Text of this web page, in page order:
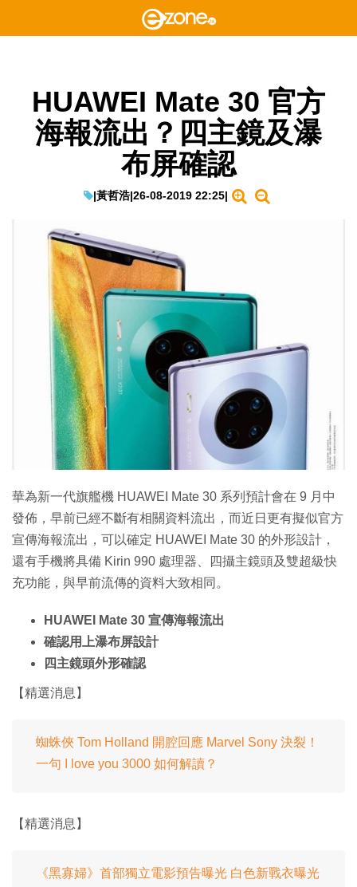
HUAWEI Mate 30 官方
海報流出？四主鏡及瀑
布屏確認
|黃哲浩|26-08-2019 22:25|
華為新一代旗艦機 HUAWEI Mate 30 系列預計會在 9 月中
發佈，早前已經不斷有相關資料流出，而近日更有擬似官方
宣傳海報流出，可以確定 HUAWEI Mate 30 的外形設計，
還有手機將具備 Kirin 990 處理器、四攝主鏡頭及雙超級快
充功能，與早前流傳的資料大致相同。
HUAWEI Mate 30 宣傳海報流出
確認用上瀑布屏設計
四主鏡頭外形確認
【精選消息】
蜘蛛俠 Tom Holland 開腔回應 Marvel Sony 決裂！
一句 I love you 3000 如何解讀？
【精選消息】
《黑寡婦》首部獨立電影預告曝光 白色新戰衣曝光